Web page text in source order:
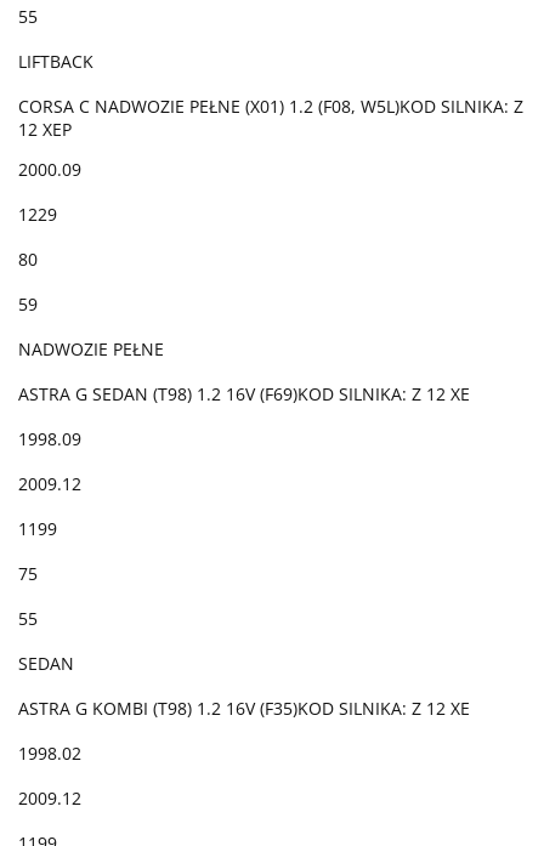
55
LIFTBACK
CORSA C NADWOZIE PEŁNE (X01) 1.2 (F08, W5L)KOD SILNIKA: Z
12 XEP
2000.09
1229
80
59
NADWOZIE PEŁNE
ASTRA G SEDAN (T98) 1.2 16V (F69)KOD SILNIKA: Z 12 XE
1998.09
2009.12
1199
75
55
SEDAN
ASTRA G KOMBI (T98) 1.2 16V (F35)KOD SILNIKA: Z 12 XE
1998.02
2009.12